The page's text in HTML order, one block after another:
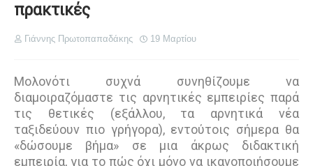
πρακτικές
Γιάννης Πρωτοπαπαδάκης 19 Μαρτίου
Μολονότι συχνά συνηθίζουμε να
διαμοιραζόμαστε τις αρνητικές εμπειρίες παρά
τις θετικές (εξάλλου, τα αρνητικά νέα
ταξιδεύουν πιο γρήγορα), εντούτοις σήμερα θα
«δώσουμε βήμα» σε μια άκρως διδακτική
εμπειρία, για το πώς όχι μόνο να ικανοποιήσουμε